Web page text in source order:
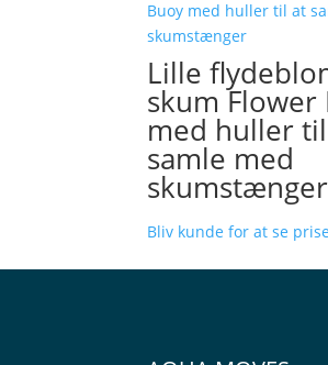
Lille
skum Flower
med huller
samle med
skumstænger
Bliv kunde for at se